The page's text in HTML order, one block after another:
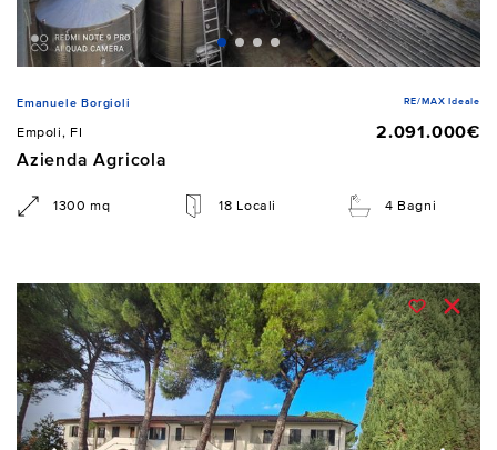
Emanuele Borgioli RE/MAX Ideale
Empoli, FI
2.091.000€
Azienda Agricola
1300 mq 18 Locali 4 Bagni